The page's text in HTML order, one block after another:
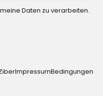
Daten zu verarbeiten.
ImpressumBedingungen